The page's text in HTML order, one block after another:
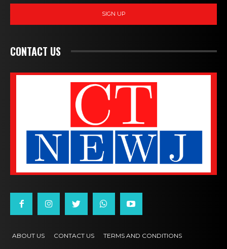
SIGN UP
CONTACT US
ABOUT US CONTACT US TERMS AND CONDITIONS